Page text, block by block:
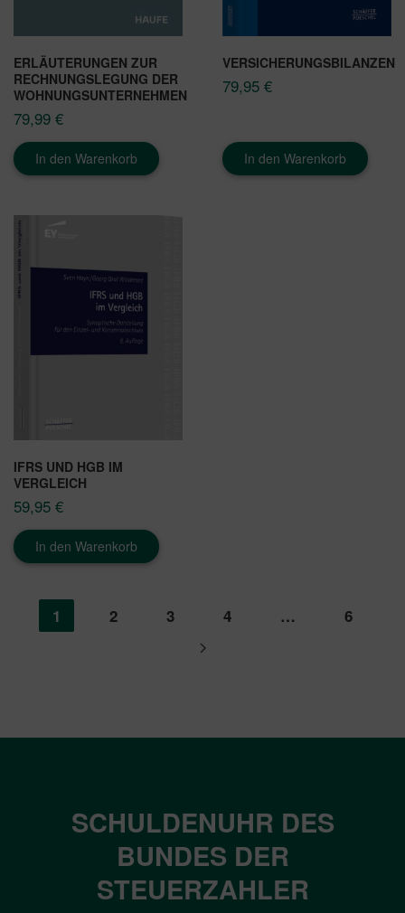
ERLÄUTERUNGEN ZUR
RECHNUNGSLEGUNG DER
WOHNUNGSUNTERNEHMEN
79,99 €
In den Warenkorb
VERSICHERUNGSBILANZEN
79,95 €
In den Warenkorb
IFRS UND HGB IM
VERGLEICH
59,95 €
In den Warenkorb
1 2 3 4 … 6
SCHULDENUHR DES
BUNDES DER
STEUERZAHLER